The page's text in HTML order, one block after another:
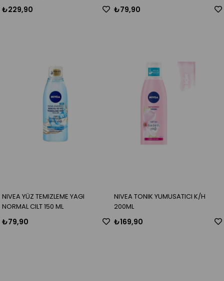
₺229,90 ₺79,90
NIVEA YÜZ TEMIZLEME YAGI
NORMAL CILT 150 ML
₺79,90
NIVEA TONIK YUMUSATICI K/H
200ML
₺169,90